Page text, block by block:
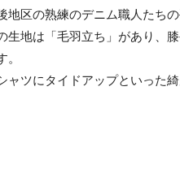
区の熟練のデニム職人たち
地は「毛羽立ち」があり、
ツにタイドアップといった